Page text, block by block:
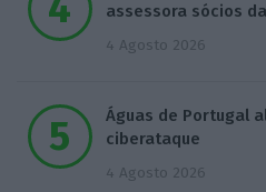
assessora sócios
4 Agosto 2026
Águas de Portugal
ciberataque
4 Agosto 2026